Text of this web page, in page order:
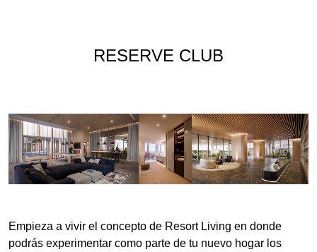
RESERVE CLUB
Empieza a vivir el concepto de Resort Living en donde
podrás experimentar como parte de tu nuevo hogar los